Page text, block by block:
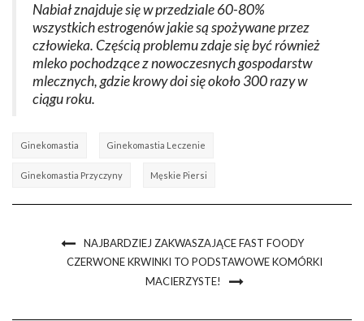
Nabiał znajduje się w przedziale 60-80%
wszystkich estrogenów jakie są spożywane przez
człowieka. Częścią problemu zdaje się być również
mleko pochodzące z nowoczesnych gospodarstw
mlecznych, gdzie krowy doi się około 300 razy w
ciągu roku.
Ginekomastia Ginekomastia Leczenie
Ginekomastia Przyczyny Męskie Piersi
NAJBARDZIEJ ZAKWASZAJĄCE FAST FOODY
CZERWONE KRWINKI TO PODSTAWOWE KOMÓRKI
MACIERZYSTE!